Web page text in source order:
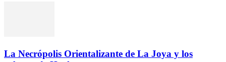
La Necrópolis Orientalizante de La Joya y los